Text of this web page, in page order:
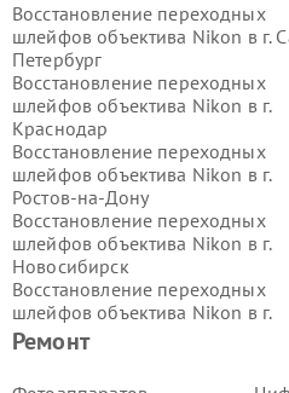
Ремонт
Восстановление переходных
шлейфов объектива Nikon в г.
Петербург
Восстановление переходных
шлейфов объектива Nikon в г.
Краснодар
Восстановление переходных
шлейфов объектива Nikon в г.
Ростов-на-Дону
Восстановление переходных
шлейфов объектива Nikon в г.
Новосибирск
Восстановление переходных
шлейфов объектива Nikon в г.
Екатеринбург
шлейфов объектива Nikon в г.